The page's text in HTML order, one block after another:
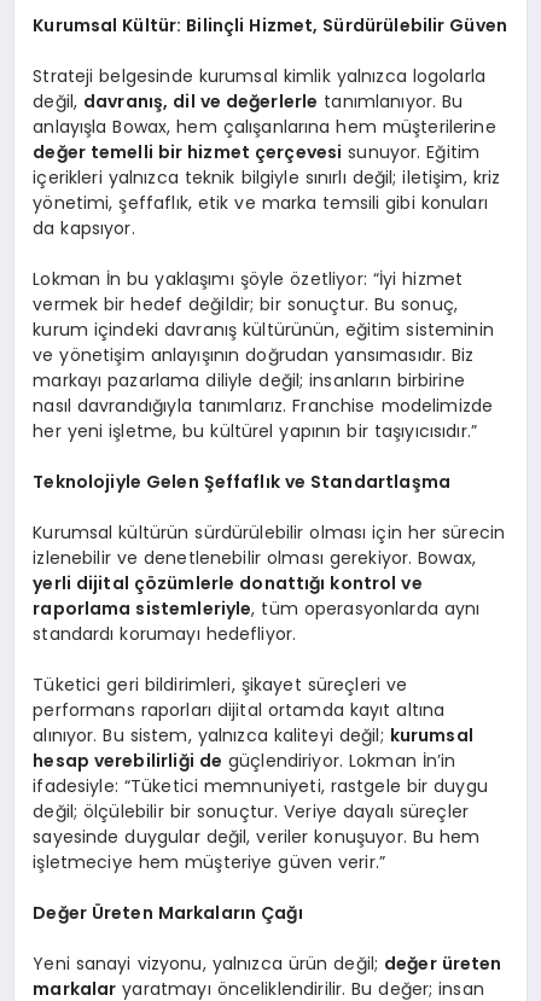
Kurumsal Kültür: Bilinçli Hizmet, Sürdürülebilir Güven
Strateji belgesinde kurumsal kimlik yalnızca logolarla
değil, davranış, dil ve değerlerle tanımlanıyor. Bu
anlayışla Bowax, hem çalışanlarına hem müşterilerine
değer temelli bir hizmet çerçevesi sunuyor. Eğitim
içerikleri yalnızca teknik bilgiyle sınırlı değil; iletişim, kriz
yönetimi, şeffaflık, etik ve marka temsili gibi konuları
da kapsıyor.
Lokman İn bu yaklaşımı şöyle özetliyor: “İyi hizmet
vermek bir hedef değildir; bir sonuçtur. Bu sonuç,
kurum içindeki davranış kültürünün, eğitim sisteminin
ve yönetişim anlayışının doğrudan yansımasıdır. Biz
markayı pazarlama diliyle değil; insanların birbirine
nasıl davrandığıyla tanımlarız. Franchise modelimizde
her yeni işletme, bu kültürel yapının bir taşıyıcısıdır.”
Teknolojiyle Gelen Şeffaflık ve Standartlaşma
Kurumsal kültürün sürdürülebilir olması için her sürecin
izlenebilir ve denetlenebilir olması gerekiyor. Bowax,
yerli dijital çözümlerle donattığı kontrol ve
raporlama sistemleriyle, tüm operasyonlarda aynı
standardı korumayı hedefliyor.
Tüketici geri bildirimleri, şikayet süreçleri ve
performans raporları dijital ortamda kayıt altına
alınıyor. Bu sistem, yalnızca kaliteyi değil; kurumsal
hesap verebilirliği de güçlendiriyor. Lokman İn’in
ifadesiyle: “Tüketici memnuniyeti, rastgele bir duygu
değil; ölçülebilir bir sonuçtur. Veriye dayalı süreçler
sayesinde duygular değil, veriler konuşuyor. Bu hem
işletmeciye hem müşteriye güven verir.”
Değer Üreten Markaların Çağı
Yeni sanayi vizyonu, yalnızca ürün değil; değer üreten
markalar yaratmayı önceliklendirilir. Bu değer; insan